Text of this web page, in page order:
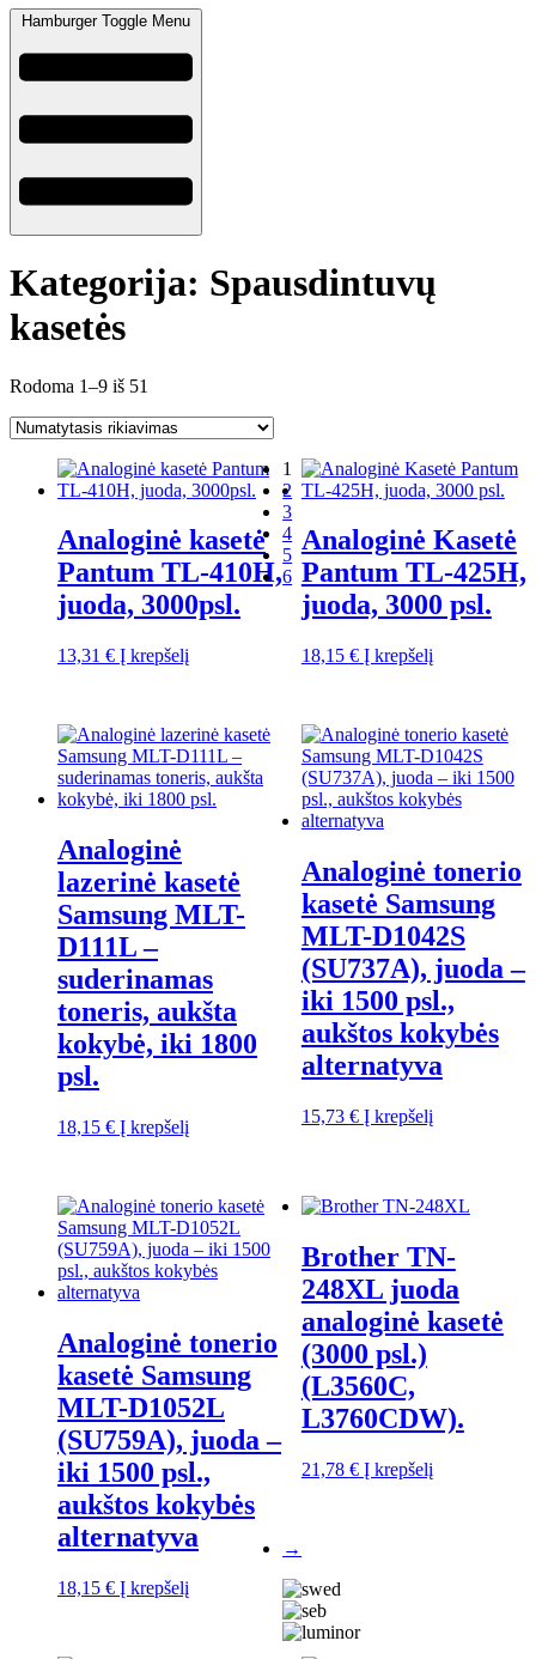
Hamburger Toggle Menu
Kategorija: Spausdintuvų
kasetės
Rodoma 1–9 iš 51
Analoginė kasetė
Pantum TL-410H,
juoda, 3000psl.
13,31 € Į krepšelį
Analoginė Kasetė
Pantum TL-425H,
juoda, 3000 psl.
18,15 € Į krepšelį
Analoginė
lazerinė kasetė
Samsung MLT-
D111L –
suderinamas
toneris, aukšta
kokybė, iki 1800
psl.
18,15 € Į krepšelį
Analoginė tonerio
kasetė Samsung
MLT-D1042S
(SU737A), juoda –
iki 1500 psl.,
aukštos kokybės
alternatyva
15,73 € Į krepšelį
Analoginė tonerio
kasetė Samsung
MLT-D1052L
(SU759A), juoda –
iki 1500 psl.,
aukštos kokybės
alternatyva
18,15 € Į krepšelį
Brother TN-
248XL juoda
analoginė kasetė
(3000 psl.)
(L3560C,
L3760CDW).
21,78 € Į krepšelį
1
2
3
4
5
6
→